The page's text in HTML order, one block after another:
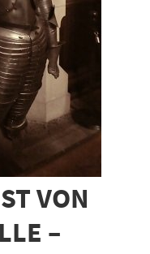
VON
–